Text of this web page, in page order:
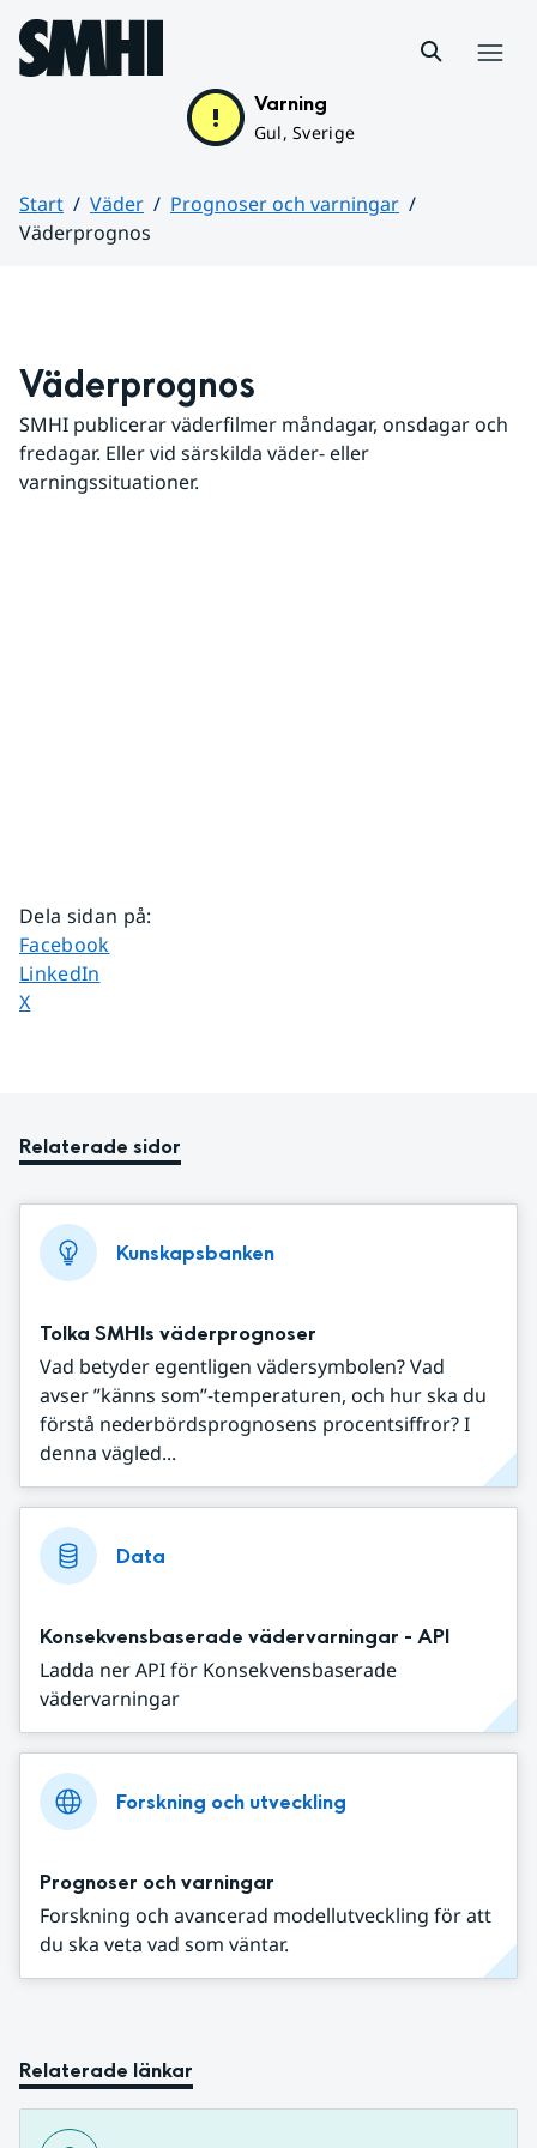
Hoppa till sidans innehåll
Varning
Gul, Sverige
Start Väder
Prognoser och varningar
Väderprognos
Väderprognos
SMHI publicerar väderfilmer måndagar, onsdagar och
fredagar. Eller vid särskilda väder- eller
varningssituationer.
Dela sidan på:
Dela sidan på
Facebook
Dela sidan på
LinkedIn
Dela sidan på
X
Relaterade sidor
Kunskapsbanken
Tolka SMHIs väderprognoser
Vad betyder egentligen vädersymbolen? Vad
avser ”känns som”-temperaturen, och hur ska du
förstå nederbördsprognosens procentsiffror? I
denna vägled...
Data
Konsekvensbaserade vädervarningar - API
Ladda ner API för Konsekvensbaserade
vädervarningar
Forskning och utveckling
Prognoser och varningar
Forskning och avancerad modellutveckling för att
du ska veta vad som väntar.
Relaterade länkar